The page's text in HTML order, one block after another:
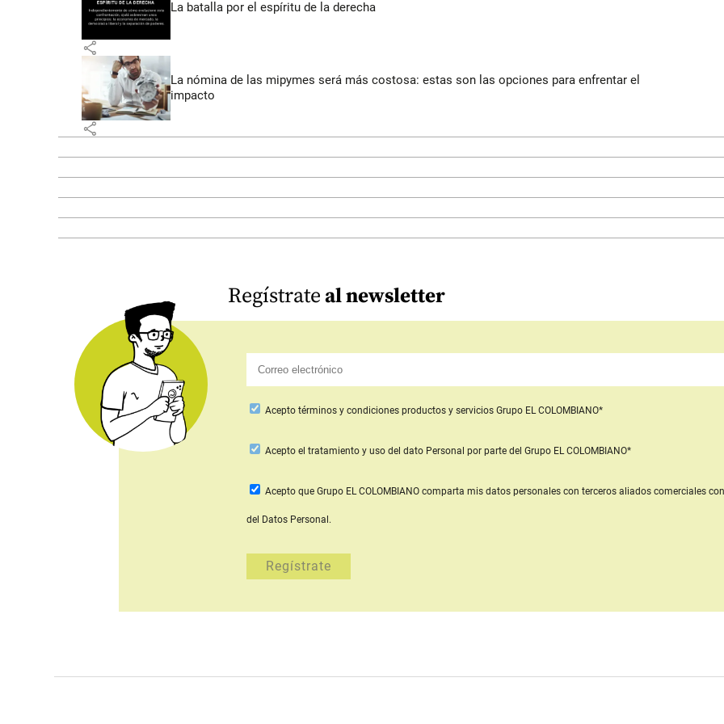
La batalla por el espíritu de la derecha
share
La nómina de las mipymes será más costosa: estas son las opciones para enfrentar el
impacto
share
Regístrateal newsletter
Acepto términos y condiciones productos y servicios Grupo EL COLOMBIANO*
Aceptoel tratamiento y uso del dato Personal por parte del Grupo EL COLOMBIANO*
Acepto que Grupo EL COLOMBIANO comparta mis datos personales con terceros aliados comerciales
del Datos Personal.